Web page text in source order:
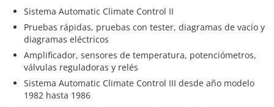
Sistema Automatic Climate Control II
Pruebas rápidas, pruebas con tester, diagramas de vacío y
diagramas eléctricos
Amplificador, sensores de temperatura, potenciómetros,
válvulas reguladoras y relés
Sistema Automatic Climate Control III desde año modelo
1982 hasta 1986